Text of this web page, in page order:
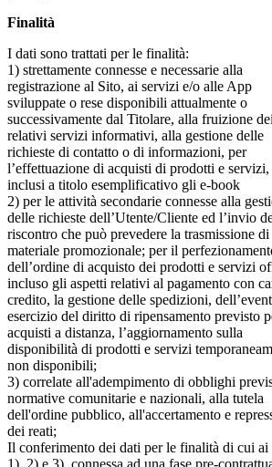
Finalità
I dati sono trattati per le finalità:
1) strettamente connesse e necessarie alla
registrazione al Sito, ai servizi e/o alle App
sviluppate o rese disponibili attualmente o
successivamente dal Titolare, alla fruizione dei
relativi servizi informativi, alla gestione delle
richieste di contatto o di informazioni, per
l’effettuazione di acquisti di prodotti e servizi,
inclusi a titolo esemplificativo gli e-book
2) per le attività secondarie connesse alla
delle richieste dell’Utente/Cliente ed l’invio
riscontro che può prevedere la trasmissione di
materiale promozionale; per il
dell’ordine di acquisto dei prodotti e servizi
incluso gli aspetti relativi al pagamento con
credito, la gestione delle spedizioni,
esercizio del diritto di ripensamento previsto
acquisti a distanza, l’aggiornamento sulla
disponibilità di prodotti e servizi
non disponibili;
3) correlate all'adempimento di obblighi
normative comunitarie e nazionali, alla tutela
dell'ordine pubblico, all'accertamento e
dei reati;
Il conferimento dei dati per le finalità di cui ai
1), 2) e 3), connessa ad una fase pre-